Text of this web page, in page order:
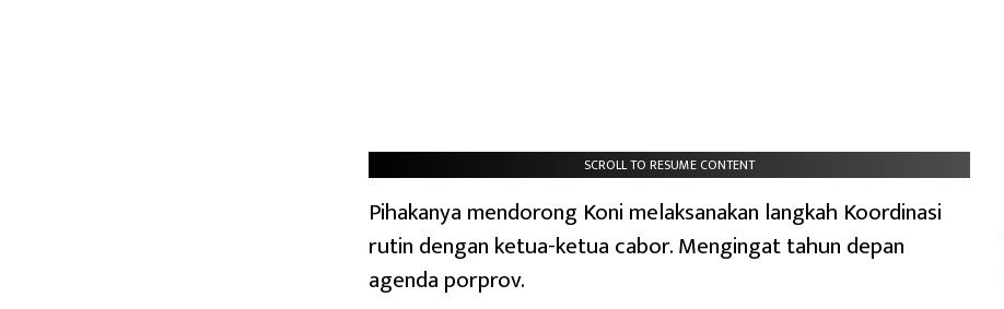
SCROLL TO RESUME CONTENT
Pihakanya mendorong Koni melaksanakan langkah Koordinasi
rutin dengan ketua-ketua cabor. Mengingat tahun depan
agenda porprov.